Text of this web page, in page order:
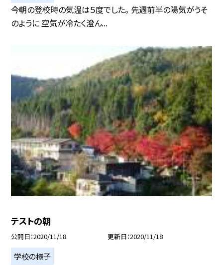
今朝の登校時の気温は５度でした。 先週前半の陽気がうそ
のように 空気が冷たく澄ん...
テストの朝
公開日 2020/11/18 更新日 2020/11/18
学校の様子